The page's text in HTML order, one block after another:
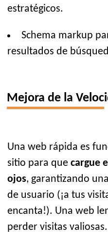
estratégicos.
Schema markup
resultados de
Mejora de la
Una web rápida es
sitio para que cargue
ojos, garantizando
de usuario (¡a tus
encanta!). Una web
perder visitas valiosas.